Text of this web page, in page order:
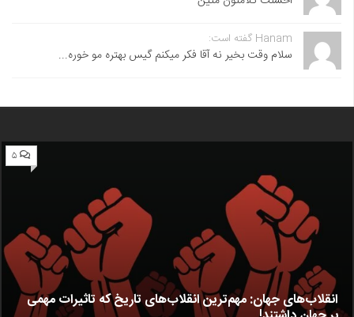
Hanam گفته است:
سلام وقت بخیر نه آقا فکر میکنم گیس بهتره مو خوره...
۵
انقلاب‌های جهان: مهم‌ترین انقلاب‌های تاریخ که تاثیرات مهمی